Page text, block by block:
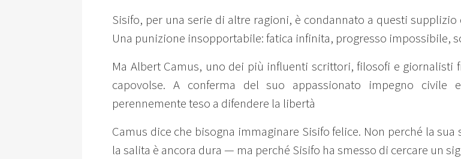
Sisifo, per una serie di altre ragioni, è condannato a questi
Una punizione insopportabile: fatica infinita, progresso impossibile,
Ma Albert Camus, uno dei più influenti scrittori, filosofi e giornalisti
capovolse. A conferma del suo appassionato impegno
perennemente teso a difendere la libertà
Camus dice che bisogna immaginare Sisifo felice. Non perché la
la salita è ancora dura — ma perché Sisifo ha smesso di cercare un